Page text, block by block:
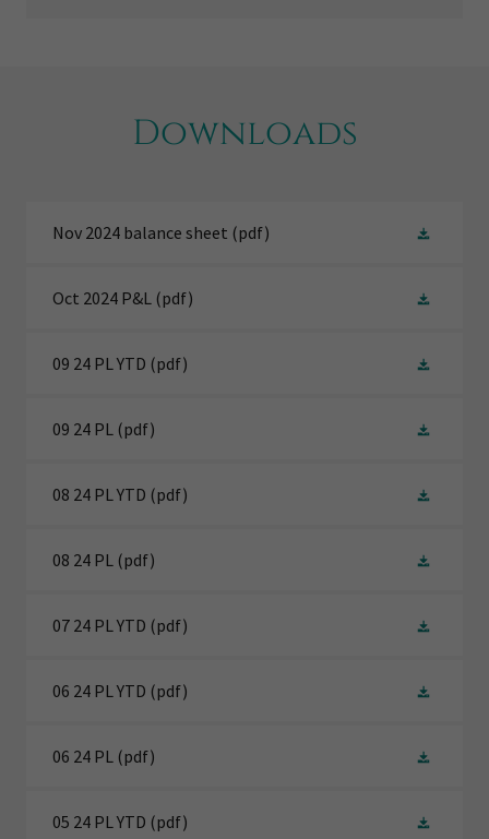
Downloads
Nov 2024 balance sheet (pdf)
Oct 2024 P&L (pdf)
09 24 PL YTD (pdf)
09 24 PL (pdf)
08 24 PL YTD (pdf)
08 24 PL (pdf)
07 24 PL YTD (pdf)
06 24 PL YTD (pdf)
06 24 PL (pdf)
05 24 PL YTD (pdf)